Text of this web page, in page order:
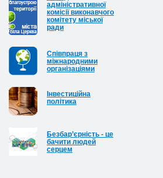
адміністративної
комісії виконавчого
комітету міської
ради
Співпраця з
міжнародними
організаціями
Інвестиційна
політика
Безбар’єрність - це
бачити людей
серцем